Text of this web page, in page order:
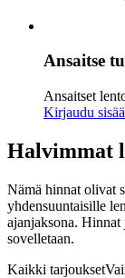
Ansaitse
Ansaitset
Kirjaudu
Halvimmat
Nämä hinnat olivat
yhdensuuntaisille
ajanjaksona. Hinnat
sovelletaan.
Kaikki tarjoukset